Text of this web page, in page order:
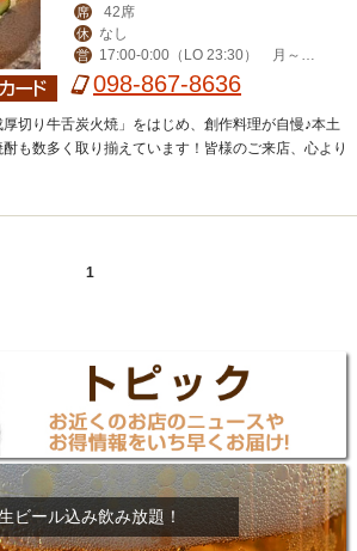
席 42席
休 なし
営
17:00-0:00（LO 23:30） 月～木
ランチ（弁当有）11:30-13:00
098-867-8636
切り牛舌炭火焼」をはじめ、創作料理が自慢♪本土
も数多く取り揃えています！皆様のご来店、心より
1
ビール込み飲み放題！